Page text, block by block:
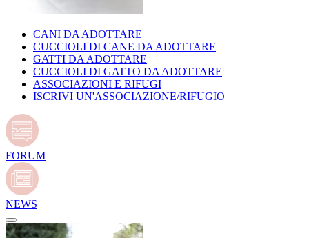
CANI DA ADOTTARE
CUCCIOLI DI CANE DA ADOTTARE
GATTI DA ADOTTARE
CUCCIOLI DI GATTO DA ADOTTARE
ASSOCIAZIONI E RIFUGI
ISCRIVI UN'ASSOCIAZIONE/RIFUGIO
FORUM
NEWS